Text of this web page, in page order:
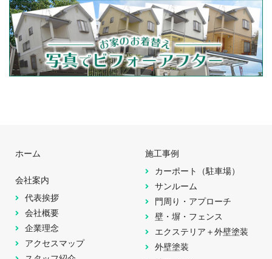
ホーム
会社案内
代表挨拶
会社概要
企業理念
アクセスマップ
施工事例
カーポート（駐車場）
サンルーム
門周り・アプローチ
壁・塀・フェンス
エクステリア＋外壁塗装
外壁塗装